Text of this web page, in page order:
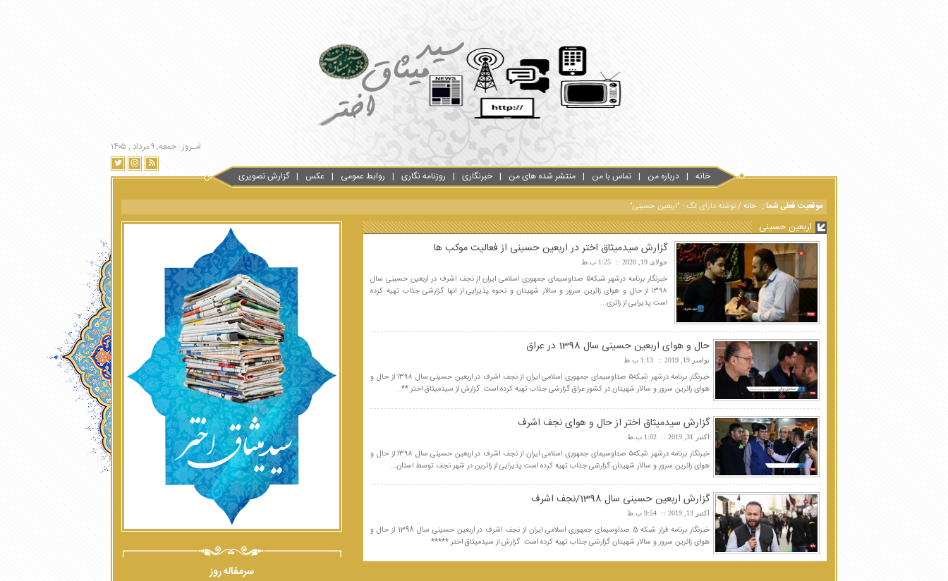
امـروز : جمعه, ۹ مرداد , ۱۴۰۵
خانه درباره من تماس با من منتشر شده های من خبرنگاری روزنامه نگاری روابط عمومی عکس گزارش تصویری
موقعیت فعلی شما : خانه/نوشته دارای تگ : "اربعین حسینی"
اربعین حسینی
گزارش سیدمیثاق اختر در اربعین حسینی از فعالیت موکب ها
جولای 19, 2020 1:25 ب.ظ
خبرنگار برنامه درشهر شبکه۵ صداوسیمای جمهوری اسلامی ایران از نجف اشرف در اربعین حسینی سال
۱۳۹۸ از حال و هوای زائرین سرور و سالار شهیدان و نحوه پذیرایی از انها گزارشی جذاب تهیه کرده
است.پذیرایی از زائری...
حال و هوای اربعین حسینی سال 1398 در عراق
نوامبر 19, 2019 1:13 ب.ظ
خبرنگار برنامه درشهر شبکه۵ صداوسیمای جمهوری اسلامی ایران از نجف اشرف در اربعین حسینی سال ۱۳۹۸ از حال و
هوای زائرین سرور و سالار شهیدان در کشور عراق گزارشی جذاب تهیه کرده است. گزارش از سیدمیثاق اختر **...
گزارش سیدمیثاق اختر از حال و هوای نجف اشرف
اکتبر 31, 2019 1:02 ب.ظ
خبرنگار برنامه درشهر شبکه۵ صداوسیمای جمهوری اسلامی ایران از نجف اشرف در اربعین حسینی سال ۱۳۹۸ از حال و
هوای زائرین سرور و سالار شهیدان گزارشی جذاب تهیه کرده است.پذیرایی از زائرین در شهر نجف توسط استان...
گزارش اربعین حسینی سال 1398/نجف اشرف
اکتبر 13, 2019 9:54 ب.ظ
خبرنگار برنامه قرار شبکه 5 صداوسیمای جمهوری اسلامی ایران از نجف اشرف در اربعین حسینی سال 1398 از حال و
هوای زائرین سرور و سالار شهیدان گزارشی جذاب تهیه کرده است. گزارش از سیدمیثاق اختر *****
سرمقاله روز